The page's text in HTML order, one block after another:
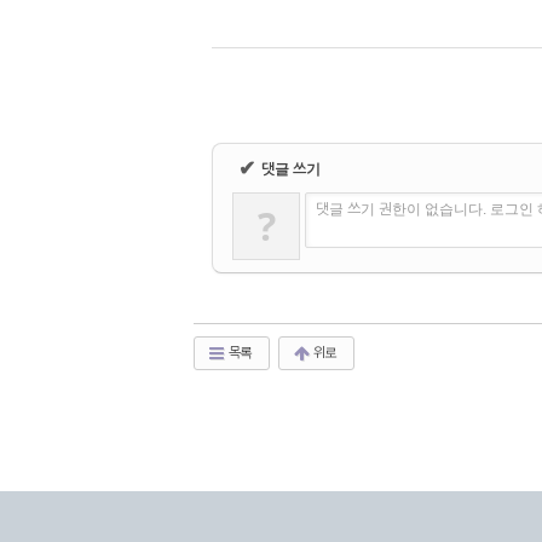
✔ 댓글 쓰기
? 댓글 쓰기 권한이 없습니다. 로그인
목록 위로